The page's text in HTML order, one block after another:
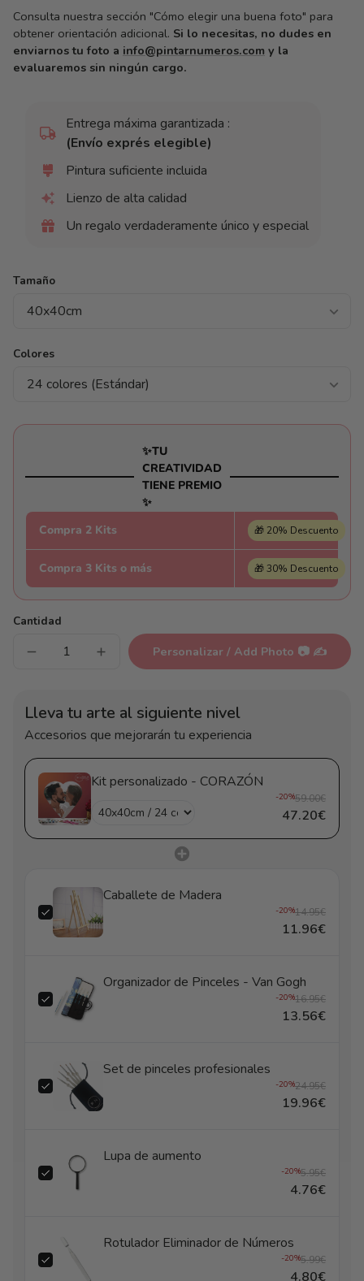
Consulta nuestra sección "Cómo elegir una buena foto" para
obtener orientación adicional. Si lo necesitas, no dudes en
enviarnos tu foto a info@pintarnumeros.com y la
evaluaremos sin ningún cargo.
Entrega máxima garantizada :
(Envío exprés elegible)
Pintura suficiente incluida
Lienzo de alta calidad
Un regalo verdaderamente único y especial
Tamaño
Colores
✨TU
CREATIVIDAD
TIENE PREMIO
✨
Compra 2 Kits
🎁 20% Descuento
Compra 3 Kits o más 🎁 30% Descuento
Cantidad
Reducir
personalizado
-
CORAZÓN
Aumentar
cantidad
personalizado
-
CORAZÓN
Personalizar / Add Photo 📷 ✍
Lleva tu arte al siguiente nivel
Accesorios que mejorarán tu experiencia
Kit personalizado - CORAZÓN
-20%59.00€
47.20€
Caballete de Madera
-20%14.95€
11.96€
Organizador de Pinceles - Van Gogh
-20%16.95€
13.56€
Set de pinceles profesionales
-20%24.95€
19.96€
Lupa de aumento
-20%5.95€
4.76€
Rotulador Eliminador de Números
-20%5.99€
4.80€